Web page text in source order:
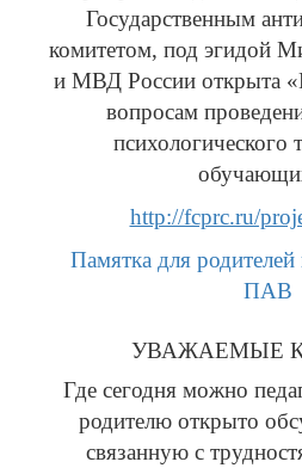
Государственным
комитетом, под эгидой
и МВД России открыта
вопросам
психологического
http://fcprc.ru/
Памятка для
ПАВ
УВАЖАЕМЫЕ
Где сегодня можно
родителю открыто
связанную с